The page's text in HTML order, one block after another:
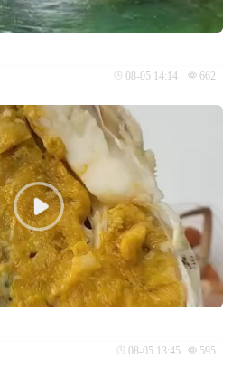
08-05 14:14 662
08-05 13:45 595